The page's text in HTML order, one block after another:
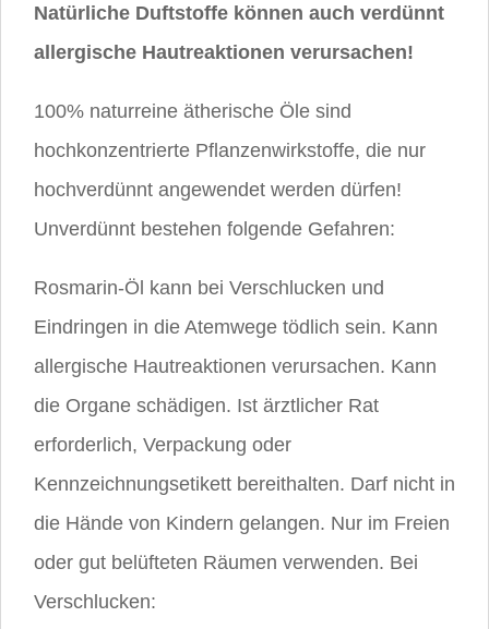
Natürliche Duftstoffe können auch verdünnt
allergische Hautreaktionen verursachen!
100% naturreine ätherische Öle sind
hochkonzentrierte Pflanzenwirkstoffe, die nur
hochverdünnt angewendet werden dürfen!
Unverdünnt bestehen folgende Gefahren:
Rosmarin-Öl kann bei Verschlucken und
Eindringen in die Atemwege tödlich sein. Kann
allergische Hautreaktionen verursachen. Kann
die Organe schädigen. Ist ärztlicher Rat
erforderlich, Verpackung oder
Kennzeichnungsetikett bereithalten. Darf nicht in
die Hände von Kindern gelangen. Nur im Freien
oder gut belüfteten Räumen verwenden. Bei
Verschlucken: